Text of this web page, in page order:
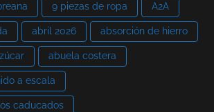
9 piezas de ropa A2A
abril 2026 absorción de hierro
abuela costera
a escala
caducados